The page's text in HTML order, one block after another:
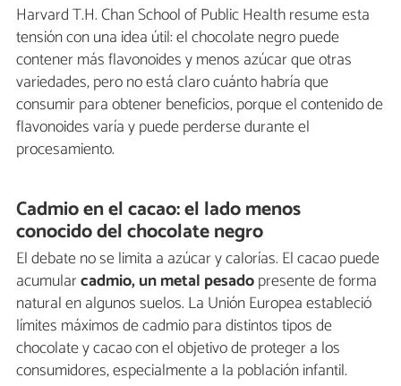
Harvard T.H. Chan School of Public Health resume esta
tensión con una idea útil: el chocolate negro puede
contener más flavonoides y menos azúcar que otras
variedades, pero no está claro cuánto habría que
consumir para obtener beneficios, porque el contenido de
flavonoides varía y puede perderse durante el
procesamiento.
Cadmio en el cacao: el lado menos
conocido del chocolate negro
El debate no se limita a azúcar y calorías. El cacao puede
acumularcadmio, un metal pesadopresente de forma
natural en algunos suelos. La Unión Europea estableció
límites máximos de cadmio para distintos tipos de
chocolate y cacao con el objetivo de proteger a los
consumidores, especialmente a la población infantil.